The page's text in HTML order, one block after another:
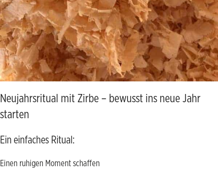
Neujahrsritual mit Zirbe – bewusst ins neue Jahr
starten
Ein einfaches Ritual:
Einen ruhigen Moment schaffen